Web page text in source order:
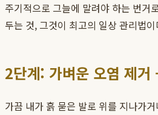
주기적으로 그늘에 말려야 하는 번거
두는 것, 그것이 최고의 일상 관리법
2단계: 가벼운 오염 제거
가끔 내가 흙 묻은 발로 위를 지나가